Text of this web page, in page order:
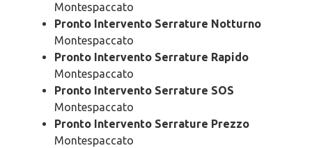
Montespaccato
Pronto Intervento Serrature Notturno
Montespaccato
Pronto Intervento Serrature Rapido
Montespaccato
Pronto Intervento Serrature SOS
Montespaccato
Pronto Intervento Serrature Prezzo
Montespaccato